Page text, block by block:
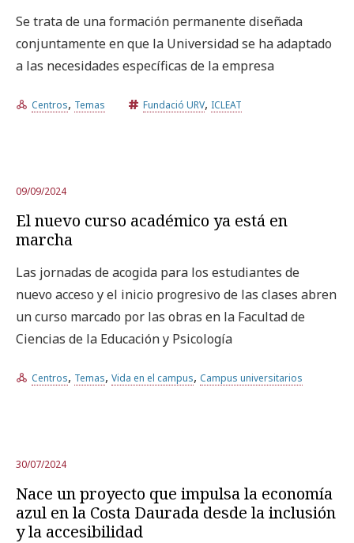
Se trata de una formación permanente diseñada
conjuntamente en que la Universidad se ha adaptado
a las necesidades específicas de la empresa
Centros, Temas Fundació URV, ICLEAT
09/09/2024
El nuevo curso académico ya está en
marcha
Las jornadas de acogida para los estudiantes de
nuevo acceso y el inicio progresivo de las clases abren
un curso marcado por las obras en la Facultad de
Ciencias de la Educación y Psicología
Centros, Temas, Vida en el campus, Campus universitarios
30/07/2024
Nace un proyecto que impulsa la economía
azul en la Costa Daurada desde la inclusión
y la accesibilidad